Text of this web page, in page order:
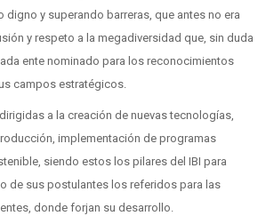
digno y superando barreras, que antes no era
y respeto a la megadiversidad que, sin duda
ente nominado para los reconocimientos
campos estratégicos.
a la creación de nuevas tecnologías,
implementación de programas
siendo estos los pilares del IBI para
de sus postulantes los referidos para las
donde forjan su desarrollo.